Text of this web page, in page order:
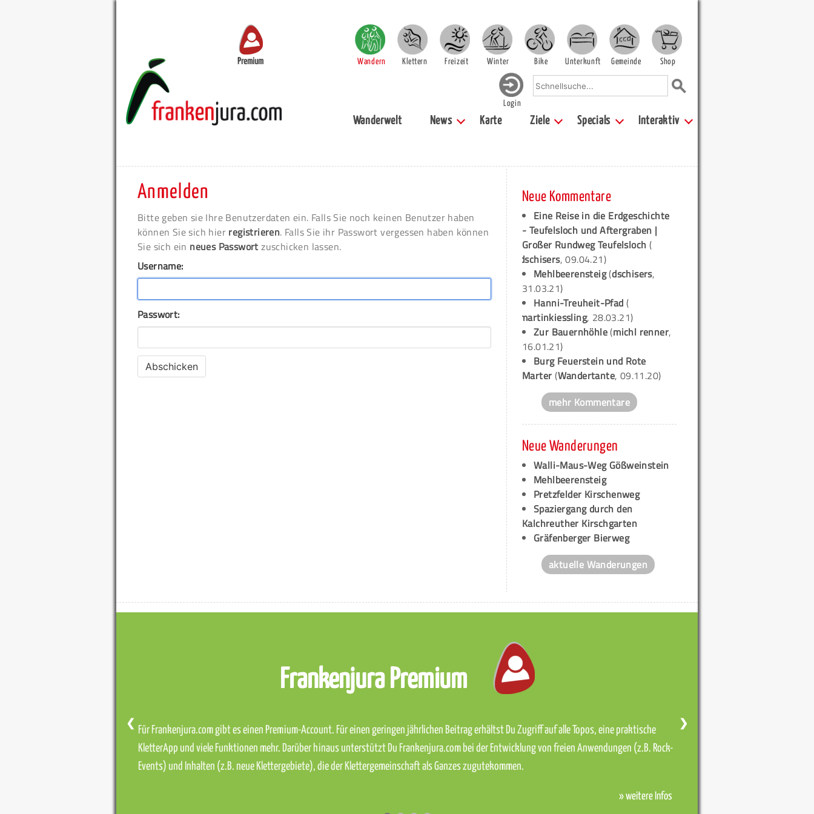
Premium Wandern Klettern Freizeit Winter Bike Unterkunft Gemeinde Shop
Login
Wanderwelt News Karte Ziele Specials Interaktiv
Anmelden
Bitte geben sie Ihre Benutzerdaten ein. Falls Sie noch keinen Benutzer haben
können Sie sich hier registrieren. Falls Sie ihr Passwort vergessen haben können
Sie sich ein neues Passwort zuschicken lassen.
Username:
Passwort:
Neue Kommentare
Eine Reise in die Erdgeschichte
- Teufelsloch und Aftergraben |
Großer Rundweg Teufelsloch (
dschisers, 09.04.21)
Mehlbeerensteig(dschisers,
31.03.21)
Hanni-Treuheit-Pfad (
martinkiessling, 28.03.21)
Zur Bauernhöhle(michl renner,
16.01.21)
Burg Feuerstein und Rote
Marter (Wandertante, 09.11.20)
mehr Kommentare
Neue Wanderungen
Walli-Maus-Weg Gößweinstein
Mehlbeerensteig
Pretzfelder Kirschenweg
Spaziergang durch den
Kalchreuther Kirschgarten
Gräfenberger Bierweg
aktuelle Wanderungen
Frankenjura Premium
Für Frankenjura.com gibt es einen Premium-Account. Für einen geringen jährlichen Beitrag erhältst Du Zugriff auf alle Topos, eine praktische
KletterApp und viele Funktionen mehr. Darüber hinaus unterstützt Du Frankenjura.com bei der Entwicklung von freien Anwendungen (z.B. Rock-
Events) und Inhalten (z.B. neue Klettergebiete), die der Klettergemeinschaft als Ganzes zugutekommen.
» weitere Infos
❮ ❯